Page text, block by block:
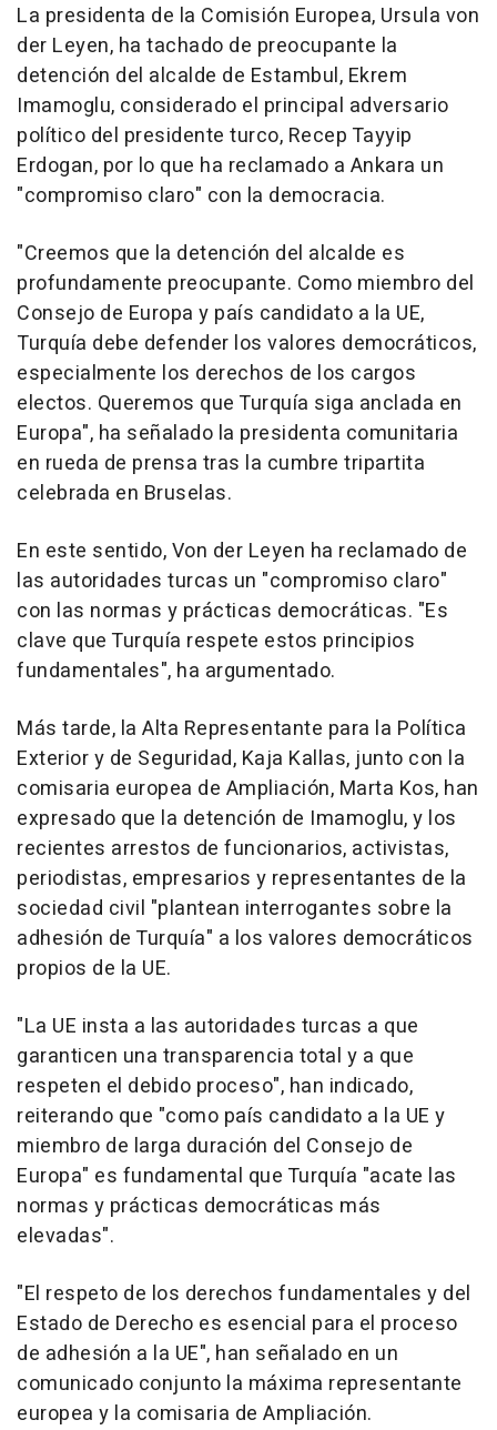
La presidenta de la Comisión Europea, Ursula von
der Leyen, ha tachado de preocupante la
detención del alcalde de Estambul, Ekrem
Imamoglu, considerado el principal adversario
político del presidente turco, Recep Tayyip
Erdogan, por lo que ha reclamado a Ankara un
"compromiso claro" con la democracia.
"Creemos que la detención del alcalde es
profundamente preocupante. Como miembro del
Consejo de Europa y país candidato a la UE,
Turquía debe defender los valores democráticos,
especialmente los derechos de los cargos
electos. Queremos que Turquía siga anclada en
Europa", ha señalado la presidenta comunitaria
en rueda de prensa tras la cumbre tripartita
celebrada en Bruselas.
En este sentido, Von der Leyen ha reclamado de
las autoridades turcas un "compromiso claro"
con las normas y prácticas democráticas. "Es
clave que Turquía respete estos principios
fundamentales", ha argumentado.
Más tarde, la Alta Representante para la Política
Exterior y de Seguridad, Kaja Kallas, junto con la
comisaria europea de Ampliación, Marta Kos, han
expresado que la detención de Imamoglu, y los
recientes arrestos de funcionarios, activistas,
periodistas, empresarios y representantes de la
sociedad civil "plantean interrogantes sobre la
adhesión de Turquía" a los valores democráticos
propios de la UE.
"La UE insta a las autoridades turcas a que
garanticen una transparencia total y a que
respeten el debido proceso", han indicado,
reiterando que "como país candidato a la UE y
miembro de larga duración del Consejo de
Europa" es fundamental que Turquía "acate las
normas y prácticas democráticas más
elevadas".
"El respeto de los derechos fundamentales y del
Estado de Derecho es esencial para el proceso
de adhesión a la UE", han señalado en un
comunicado conjunto la máxima representante
europea y la comisaria de Ampliación.